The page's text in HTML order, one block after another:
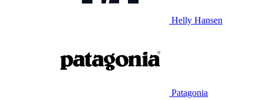
Helly Hansen
Patagonia